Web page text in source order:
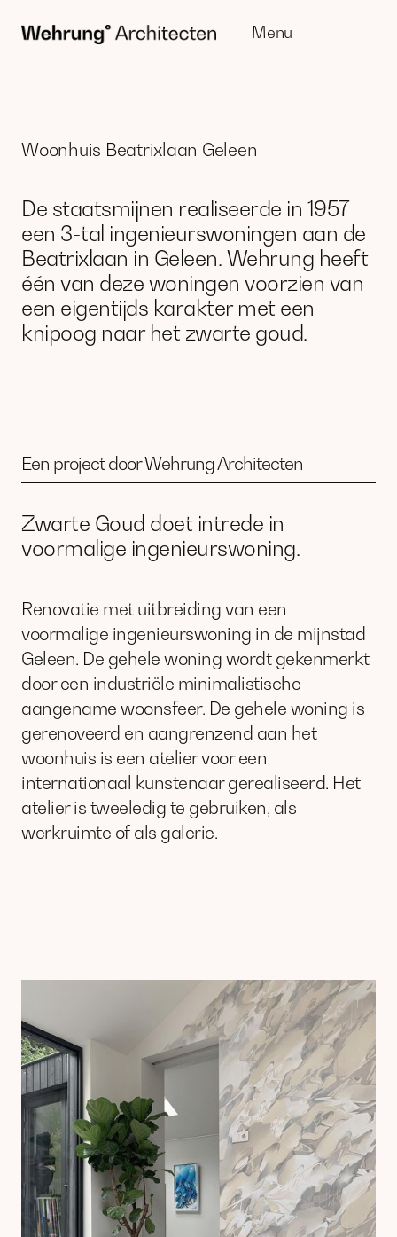
Menu
Woonhuis Beatrixlaan Geleen
De staatsmijnen realiseerde in 1957
een 3-tal ingenieurswoningen aan de
Beatrixlaan in Geleen. Wehrung heeft
één van deze woningen voorzien van
een eigentijds karakter met een
knipoog naar het zwarte goud.
Een project door Wehrung Architecten
Zwarte Goud doet intrede in
voormalige ingenieurswoning.
Renovatie met uitbreiding van een
voormalige ingenieurswoning in de mijnstad
Geleen. De gehele woning wordt gekenmerkt
door een industriële minimalistische
aangename woonsfeer. De gehele woning is
gerenoveerd en aangrenzend aan het
woonhuis is een atelier voor een
internationaal kunstenaar gerealiseerd. Het
atelier is tweeledig te gebruiken, als
werkruimte of als galerie.